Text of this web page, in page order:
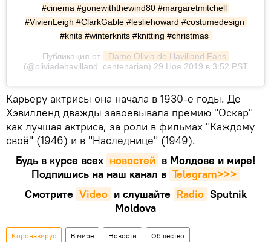
#cinema #gonewiththewind80 #margaretmitchell
#VivienLeigh #ClarkGable #lesliehoward #costumedesign
#knits #winterknits #knitting #christmas
Публикация от
Dame Olivia de Havilland Fans
(@oliviadehavilland_centenarian) 29 Ноя 2019 в 3:52 PST
Карьеру актрисы она начала в 1930-е годы. Де
Хэвилленд дважды завоевывала премию "Оскар"
как лучшая актриса, за роли в фильмах "Каждому
своё" (1946) и в "Наследнице" (1949).
Будь в курсе всех новостей в Молдове и мире!
Подпишись на наш канал в Telegram>>>
Смотрите Video и слушайте Radio Sputnik
Moldova
Коронавирус В мире Новости Общество